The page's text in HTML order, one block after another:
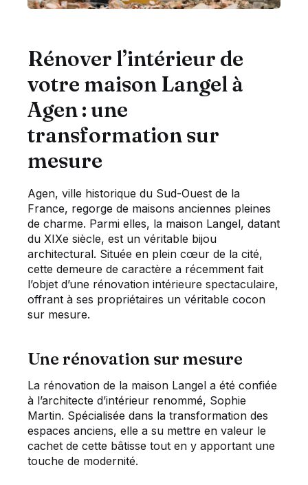
Rénover l’intérieur de
votre maison Langel à
Agen : une
transformation sur
mesure
Agen, ville historique du Sud-Ouest de la
France, regorge de maisons anciennes pleines
de charme. Parmi elles, la maison Langel, datant
du XIXe siècle, est un véritable bijou
architectural. Située en plein cœur de la cité,
cette demeure de caractère a récemment fait
l’objet d’une rénovation intérieure spectaculaire,
offrant à ses propriétaires un véritable cocon
sur mesure.
Une rénovation sur mesure
La rénovation de la maison Langel a été confiée
à l’architecte d’intérieur renommé, Sophie
Martin. Spécialisée dans la transformation des
espaces anciens, elle a su mettre en valeur le
cachet de cette bâtisse tout en y apportant une
touche de modernité.